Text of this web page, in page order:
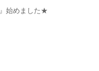
始めました★